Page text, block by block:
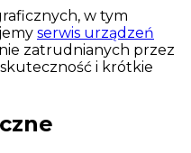
w tym
serwis urządzeń
zatrudnianych przez
i krótkie